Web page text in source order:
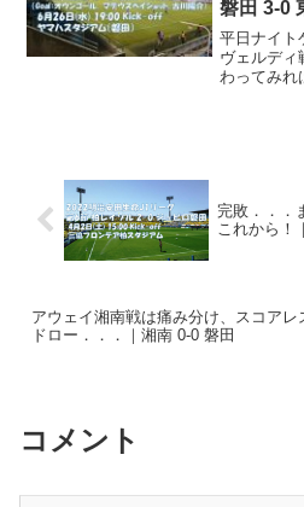
磐田 3-0
平日ナイト
ヴェルディ
わってみれ
完敗．．．
これから！
アウェイ湘南戦は痛み分け、スコアレ
ドロー．．．｜湘南 0-0 磐田
コメント